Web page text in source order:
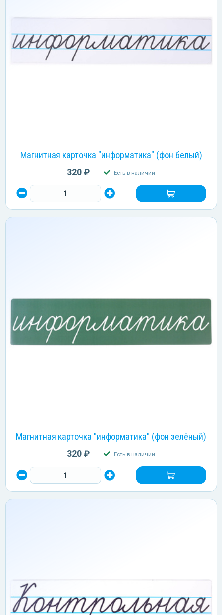
Магнитная карточка "информатика" (фон белый)
320 ₽ Есть в наличии
Магнитная карточка "информатика" (фон зелёный)
320 ₽ Есть в наличии